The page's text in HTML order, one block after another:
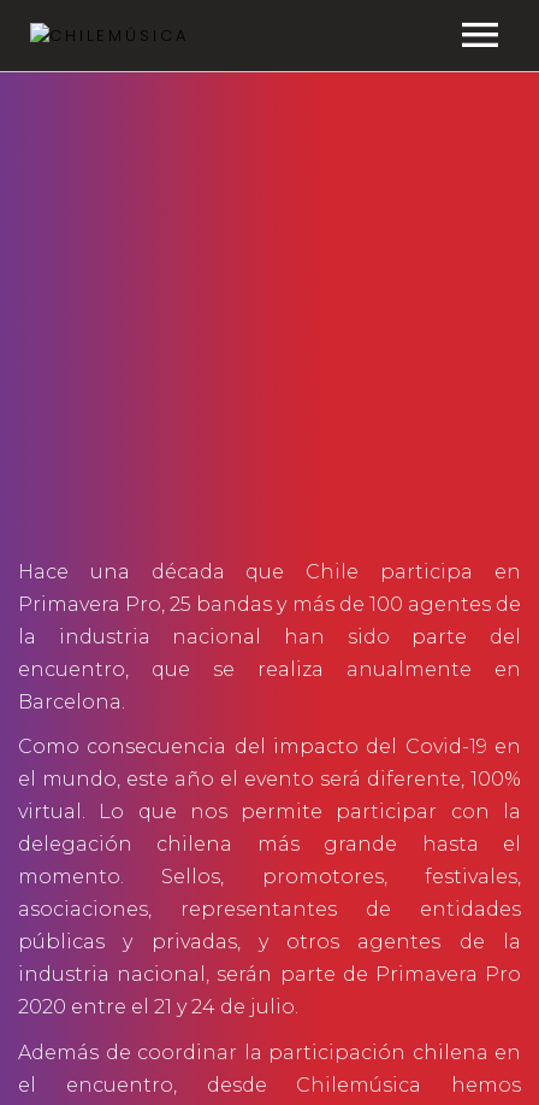
Hace una década que Chile participa en
Primavera Pro, 25 bandas y más de 100 agentes de
la industria nacional han sido parte del
encuentro, que se realiza anualmente en
Barcelona.
Como consecuencia del impacto del Covid-19 en
el mundo, este año el evento será diferente, 100%
virtual. Lo que nos permite participar con la
delegación chilena más grande hasta el
momento. Sellos, promotores, festivales,
asociaciones, representantes de entidades
públicas y privadas, y otros agentes de la
industria nacional, serán parte de Primavera Pro
2020 entre el 21 y 24 de julio.
Además de coordinar la participación chilena en
el encuentro, desde Chilemúsica hemos